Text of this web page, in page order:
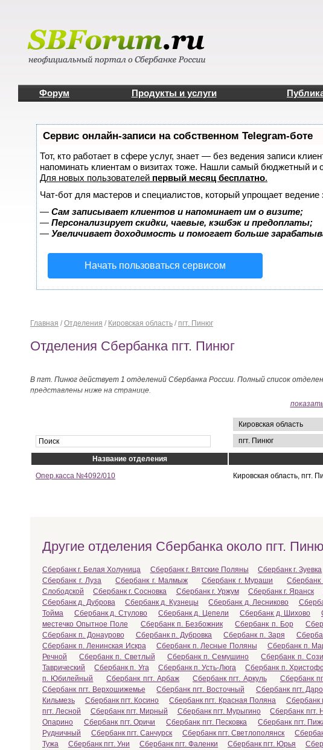
Форум Продукты и услуги
Сервис онлайн-записи на собственном Telegram-боте
Тот, кто работает в сфере услуг, знает — без ведения записи
напоминать клиентам о визитах тоже. Нашли самый бюджетный и
Для новых пользователей первый месяц бесплатно.
Чат-бот для мастеров и специалистов, который упрощает ведение
— Сам записывает клиентов и напоминает им о визите;
— Персонализирует скидки, чаевые, кэшбэк и предоплаты;
— Увеличивает доходимость и помогает больше
Начать пользоваться сервисом
Главная / Отделения / Кировская область / пгт. Пинюг
Отделения Сбербанка пгт. Пинюг
В пгт. Пинюг действует 1 отделений Сбербанка России. Полный список
представлены ниже на странице.
Название отделения
Опер.касса №4092/010
Кировская область, пгт.
Другие отделения Сбербанка около пгт.
Сбербанк г. Белая Холуница Сбербанк г. Вятские Поляны Сбербанк г. Зуевка
Сбербанк г. Луза
Сбербанк г. Малмыж Сбербанк г. Мураши Сбербанк
Слободской
Сбербанк г. Сосновка Сбербанк г. Уржум Сбербанк г. Яранск
Сбербанк д. Дуброва
Сбербанк д. Кузнецы Сбербанк д. Лесниково
Тойма
Сбербанк д. Стулово Сбербанк д. Цепели Сбербанк д. Шихово
местечко Опытное Поле
Сбербанк п. Безбожник Сбербанк п. Бор
Сбербанк п. Донаурово
Сбербанк п. Дубровка Сбербанк п. Заря
Сбербанк п. Ленинская Искра
Сбербанк п. Лесные Поляны Сбербанк п.
Речной
Сбербанк п. Светлый Сбербанк п. Семушино Сбербанк п.
Таврический
Сбербанк п. Уга Сбербанк п. Усть-Люга Сбербанк п.
п. Юбилейный
Сбербанк пгт. Арбаж Сбербанк пгт. Аркуль Сбербанк
Сбербанк пгт. Верхошижемье
Сбербанк пгт. Восточный Сбербанк пгт.
Кильмезь
Сбербанк пгт. Косино Сбербанк пгт. Красная Поляна Сбербанк
пгт. Лесной
Сбербанк пгт. Мирный Сбербанк пгт. Мурыгино Сбербанк пгт.
Опарино
Сбербанк пгт. Оричи Сбербанк пгт. Песковка Сбербанк пгт.
Рудничный
Сбербанк пгт. Санчурск Сбербанк пгт. Светлополянск
Тужа
Сбербанк пгт. Уни Сбербанк пгт. Фаленки Сбербанк пгт. Юрья